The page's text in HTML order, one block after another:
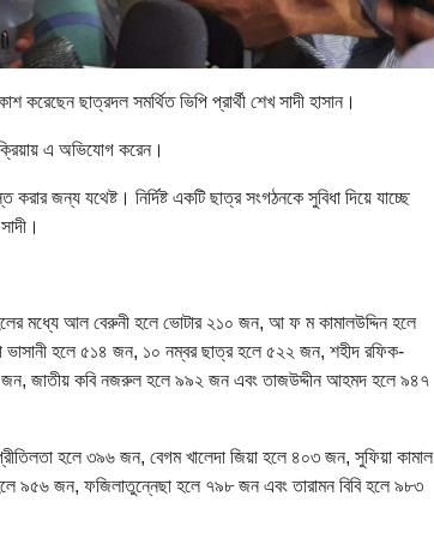
করেছেন ছাত্রদল সমর্থিত ভিপি প্রার্থী শেখ সাদী হাসান।
এ অভিযোগ করেন।
জন্য যথেষ্ট। নির্দিষ্ট একটি ছাত্র সংগঠনকে সুবিধা দিয়ে যাচ্ছে
হলের মধ্যে আল বেরুনী হলে ভোটার ২১০ জন, আ ফ ম কামালউদ্দিন হলে
হলে ৫১৪ জন, ১০ নম্বর ছাত্র হলে ৫২২ জন, শহীদ রফিক-
জন, জাতীয় কবি নজরুল হলে ৯৯২ জন এবং তাজউদ্দীন আহমদ হলে ৯৪৭
হলে ৩৯৬ জন, বেগম খালেদা জিয়া হলে ৪০৩ জন, সুফিয়া কামাল
৯৫৬ জন, ফজিলাতুন্নেছা হলে ৭৯৮ জন এবং তারামন বিবি হলে ৯৮৩